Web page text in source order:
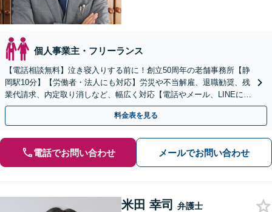
個人事業主・フリーランス
【電話相談無料】泣き寝入りする前に！創立50周年の老舗事務所【静
岡駅10分】【労働者・法人にも対応】労災や不当解雇、退職勧奨、残
業代請求、内定取り消しなど、幅広く対応【電話やメール、LINEにて
相談可能】事前予約で夜間相談も【法テラス利】
料金表を見る
電話でお問い合わせ メールでお問い合わせ
米田 幸司 弁護士